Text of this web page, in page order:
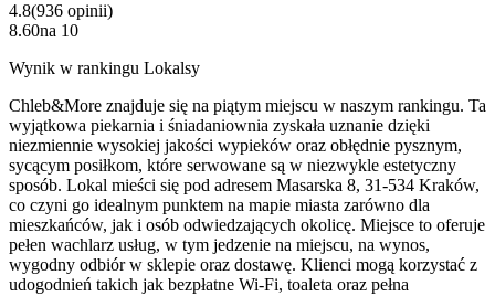
4.8(936 opinii)
8.60na 10
Wynik w rankingu Lokalsy
Chleb&More znajduje się na piątym miejscu w naszym rankingu. Ta
wyjątkowa piekarnia i śniadaniownia zyskała uznanie dzięki
niezmiennie wysokiej jakości wypieków oraz obłędnie pysznym,
sycącym posiłkom, które serwowane są w niezwykle estetyczny
sposób. Lokal mieści się pod adresem Masarska 8, 31-534 Kraków,
co czyni go idealnym punktem na mapie miasta zarówno dla
mieszkańców, jak i osób odwiedzających okolicę. Miejsce to oferuje
pełen wachlarz usług, w tym jedzenie na miejscu, na wynos,
wygodny odbiór w sklepie oraz dostawę. Klienci mogą korzystać z
udogodnień takich jak bezpłatne Wi-Fi, toaleta oraz pełna